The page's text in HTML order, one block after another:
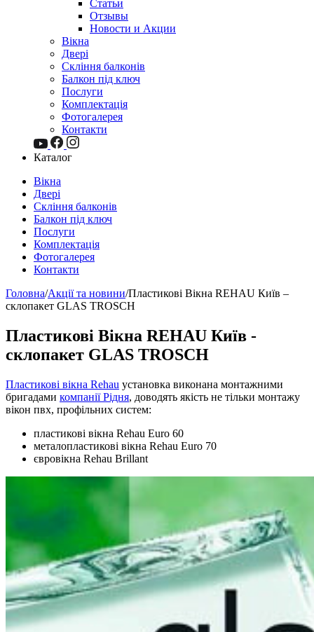
Статьи
Отзывы
Новости и Акции
Вікна
Двері
Скління балконів
Балкон під ключ
Послуги
Комплектація
Фотогалерея
Контакти
Каталог
Вікна
Двері
Скління балконів
Балкон під ключ
Послуги
Комплектація
Фотогалерея
Контакти
Головна/Акції та новини/Пластикові Вікна REHAU Київ –
склопакет GLAS TROSCH
Пластикові Вікна REHAU Київ -
склопакет GLAS TROSCH
Пластикові вікна Rehau установка виконана монтажними
бригадами компанії Рідня, доводять якість не тільки монтажу
вікон пвх, профільних систем:
пластикові вікна Rehau Euro 60
металопластикові вікна Rehau Euro 70
євровікна Rehau Brillant